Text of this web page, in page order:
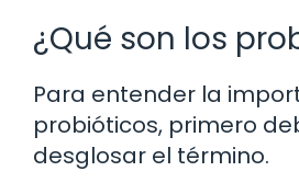
¿Qué son los
Para entender la
probióticos, primero
desglosar el término.